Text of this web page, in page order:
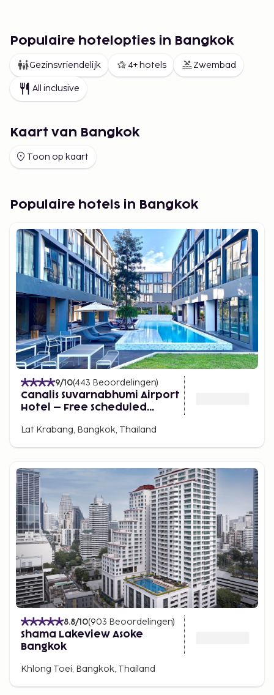
Populaire hotelopties in Bangkok
Gezinsvriendelijk 4+ hotels Zwembad
All inclusive
Kaart van Bangkok
Toon op kaart
Populaire hotels in Bangkok
9/10(443 Beoordelingen)
Canalis Suvarnabhumi Airport
Hotel – Free Scheduled
Suvarnabhumi Airport
Lat Krabang, Bangkok, Thailand
8.8/10(903 Beoordelingen)
Shama Lakeview Asoke
Bangkok
Khlong Toei, Bangkok, Thailand